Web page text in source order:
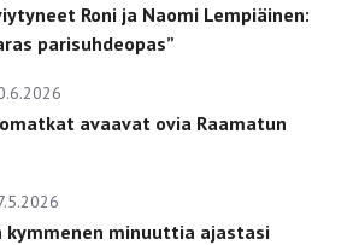
Roni ja Naomi Lempiäinen:
parisuhdeopas”
avaavat ovia Raamatun
kymmenen minuuttia ajastasi